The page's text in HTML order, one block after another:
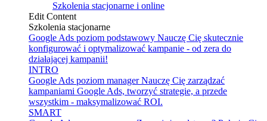
Szkolenia stacjonarne i online
Edit Content
Szkolenia stacjonarne
Google Ads poziom podstawowy Nauczę Cię skutecznie
konfigurować i optymalizować kampanie - od zera do
działającej kampanii!
INTRO
Google Ads poziom manager Nauczę Cię zarządzać
kampaniami Google Ads, tworzyć strategie, a przede
wszystkim - maksymalizować ROI.
SMART